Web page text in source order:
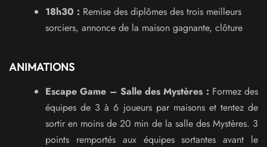
18h30 : Remise des diplômes des trois meilleurs
sorciers, annonce de la maison gagnante, clôture
ANIMATIONS
Escape Game – Salle des Mystères : Formez des
équipes de 3 à 6 joueurs par maisons et tentez de
sortir en moins de 20 min de la salle des Mystères. 3
points remportés aux équipes sortantes avant le